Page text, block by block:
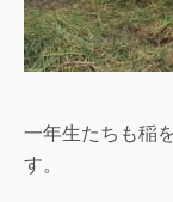
一年生たちも稲
す。